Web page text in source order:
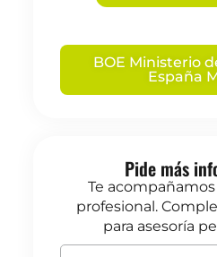
BOE Ministerio
España
Pide más
Te
profesional.
para asesoría